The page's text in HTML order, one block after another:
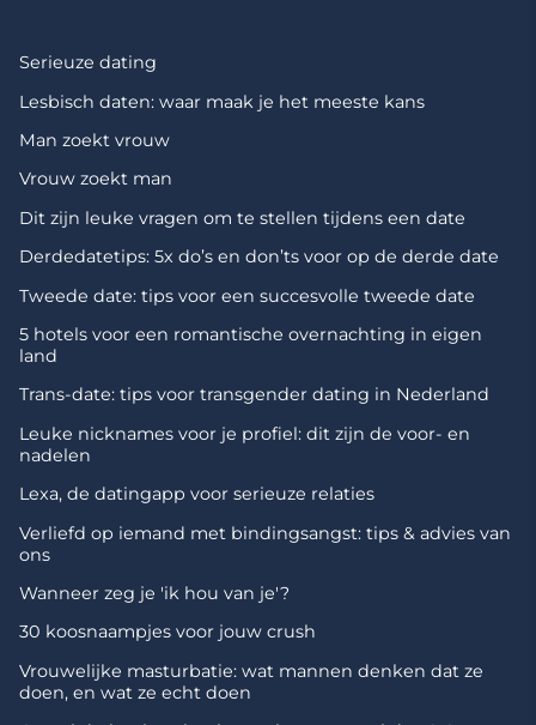
Serieuze dating
Lesbisch daten: waar maak je het meeste kans
Man zoekt vrouw
Vrouw zoekt man
Dit zijn leuke vragen om te stellen tijdens een date
Derdedatetips: 5x do’s en don’ts voor op de derde date
Tweede date: tips voor een succesvolle tweede date
5 hotels voor een romantische overnachting in eigen
land
Trans-date: tips voor transgender dating in Nederland
Leuke nicknames voor je profiel: dit zijn de voor- en
nadelen
Lexa, de datingapp voor serieuze relaties
Verliefd op iemand met bindingsangst: tips & advies van
ons
Wanneer zeg je 'ik hou van je'?
30 koosnaampjes voor jouw crush
Vrouwelijke masturbatie: wat mannen denken dat ze
doen, en wat ze echt doen